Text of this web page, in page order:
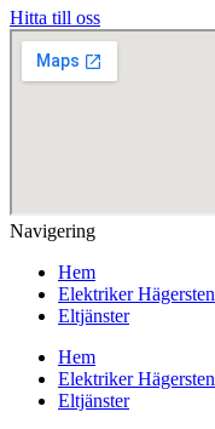
Hitta till oss
Navigering
Hem
Elektriker Hägersten
Eltjänster
Hem
Elektriker Hägersten
Eltjänster